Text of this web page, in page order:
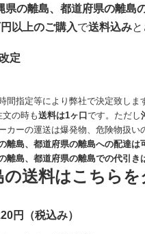
の離島、都道府県の離島
以上のご購入で送料込み
定
間指定等により弊社で決定致しま
文の時も送料は1ヶ口です。ただし
カーの運送は爆発物、危険物扱い
離島、都道府県の離島への配達は
離島、都道府県の離島での代引き
の送料はこちらを
円（税込み）